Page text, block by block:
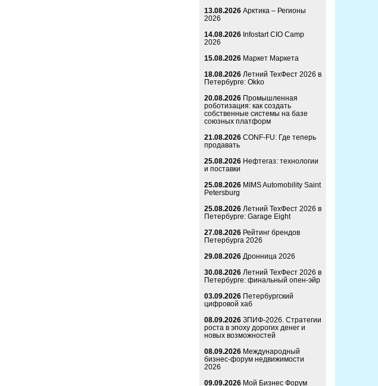
13.08.2026 Арктика – Регионы
2026
14.08.2026 Infostart CIO Camp
2026
15.08.2026 Маркет Маркета
18.08.2026 Летний ТехФест 2026 в
Петербурге: Okko
20.08.2026 Промышленная
роботизация: как создать
собственные системы на базе
союзных платформ
21.08.2026 CONF-FU: Где теперь
продавать
25.08.2026 Нефтегаз: технологии
и поставки
25.08.2026 MIMS Automobility Saint
Petersburg
25.08.2026 Летний ТехФест 2026 в
Петербурге: Garage Eight
27.08.2026 Рейтинг брендов
Петербурга 2026
29.08.2026 Дронница 2026
30.08.2026 Летний ТехФест 2026 в
Петербурге: финальный опен-эйр
03.09.2026 Петербургский
цифровой хаб
08.09.2026 ЗПИФ-2026. Стратегии
роста в эпоху дорогих денег и
новых возможностей
08.09.2026 Международный
бизнес-форум недвижимости
2026
09.09.2026 Мой Бизнес Форум